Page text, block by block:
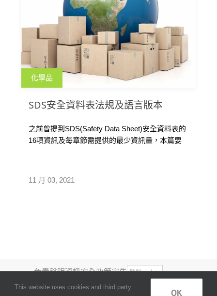
化學品
SDS安全資料表法規及語言版本
11 月 03, 2021
之前曾提到SDS(Safety Data Sheet)安全資料表的
16項資訊及每章節需提供的最少資訊量，本篇要
本呢？
免責聲明資訊安全政策宣告
COPYRIGHT ©2026, QUANTUM
This website uses cookies and third party
OK